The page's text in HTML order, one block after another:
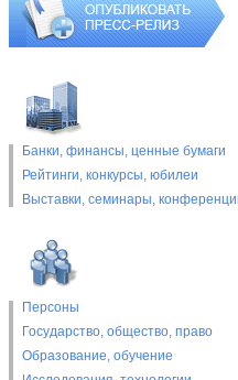
Банки, финансы, ценные бумаги
Рейтинги, конкурсы, юбилеи
Выставки, cеминары,
Персоны
Государство, общество, право
Образование, обучение